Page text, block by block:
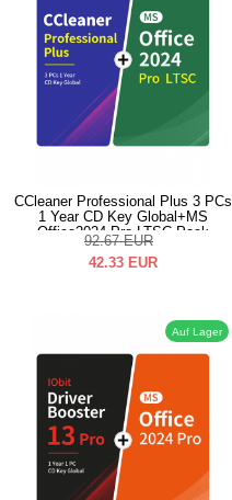
CCleaner Professional Plus 3 PCs
1 Year CD Key Global+MS
Office2024 Pro LTSC Pack
92.67 EUR
42.33 EUR
Auf Lager